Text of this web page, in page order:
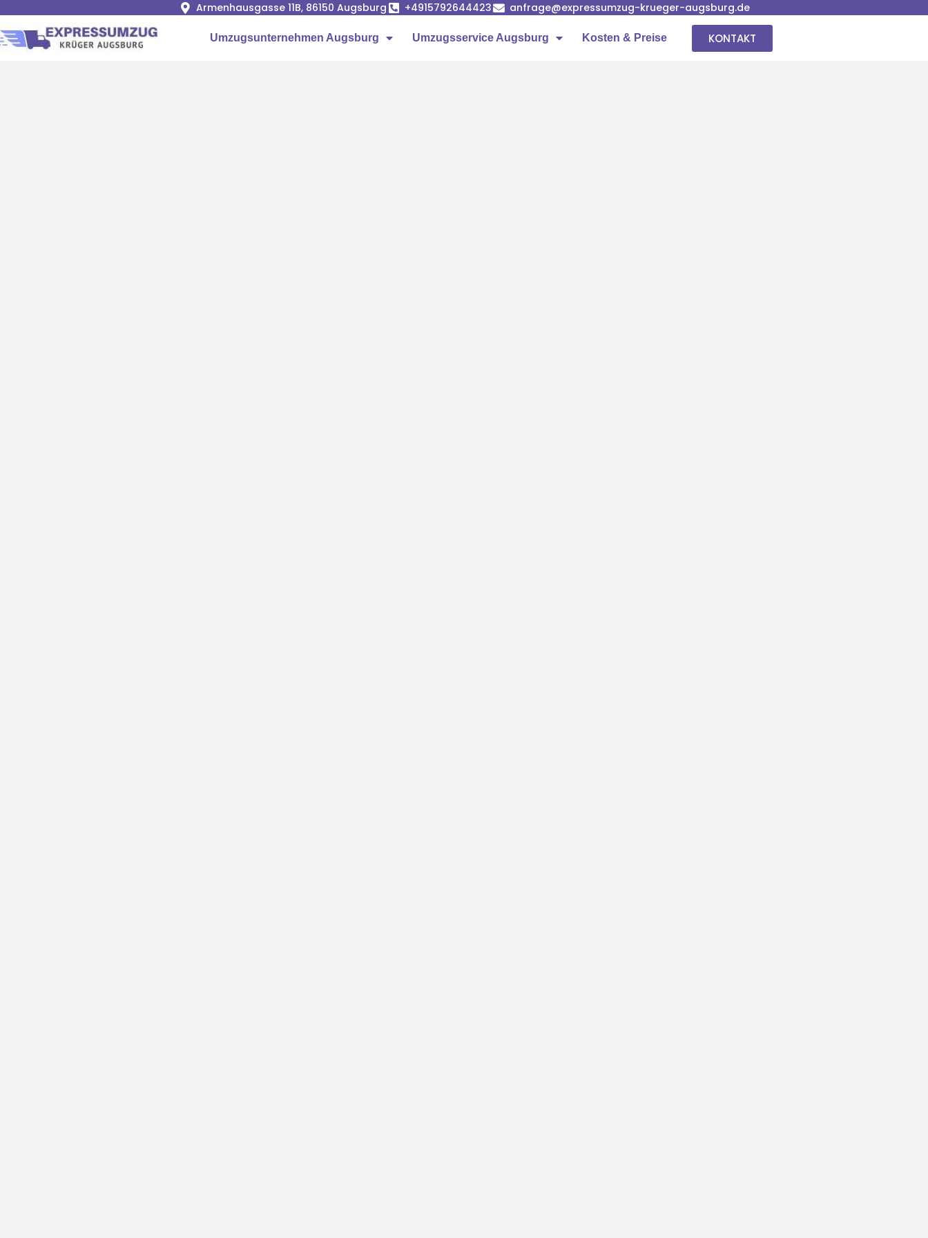
Armenhausgasse 11B, 86150 Augsburg +4915792644423 anfrage@expressumzug-krueger-augsburg.de
Umzugsunternehmen Augsburg Umzugsservice Augsburg Kosten & Preise KONTAKT